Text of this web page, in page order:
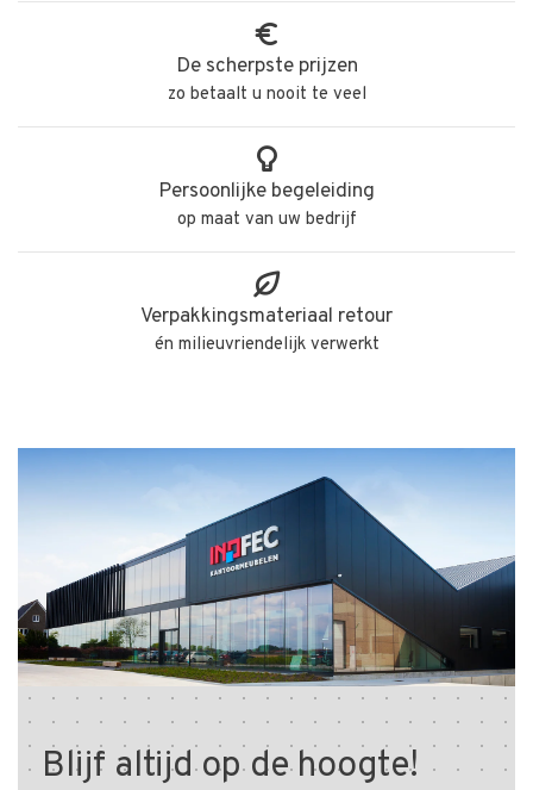
De scherpste prijzen
zo betaalt u nooit te veel
Persoonlijke begeleiding
op maat van uw bedrijf
Verpakkingsmateriaal retour
én milieuvriendelijk verwerkt
Blijf altijd op de hoogte!